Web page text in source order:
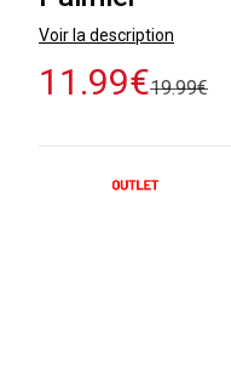
Voir la description
11.99€19.99€